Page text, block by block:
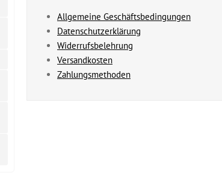
Allgemeine Geschäftsbedingungen
Datenschutzerklärung
Widerrufsbelehrung
Versandkosten
Zahlungsmethoden